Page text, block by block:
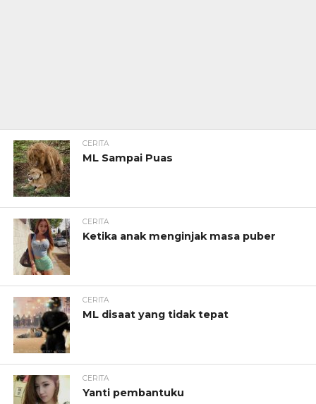
CERITA
ML Sampai Puas
CERITA
Ketika anak menginjak masa puber
CERITA
ML disaat yang tidak tepat
CERITA
Yanti pembantuku